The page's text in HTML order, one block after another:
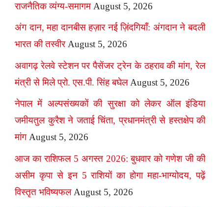
राजनैतिक व्यंग्य-समागम August 5, 2026
अंग दान, महा दानबीस हज़ार नई ज़िंदगियाँ: अंगदान ने बदली
भारत की तस्वीर August 5, 2026
अवागढ़ रेलवे स्टेशन पर पैसेंजर ट्रेन के ठहराव की मांग, रेल
मंत्री से मिले प्रो. एस.पी. सिंह बघेल August 5, 2026
नेपाल में अल्पसंख्यकों की सुरक्षा को लेकर ऑल इंडिया
जमीयतुल कुरैश ने जताई चिंता, प्रधानमंत्री से हस्तक्षेप की
मांग August 5, 2026
आज का राशिफल 5 अगस्त 2026: बुधवार को गणेश जी की
असीम कृपा से इन 5 राशियों का होगा महा-भाग्योदय, पढ़ें
विस्तृत भविष्यफल August 5, 2026